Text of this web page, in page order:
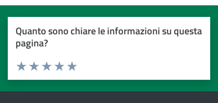
Quanto sono chiare le informazioni su questa
pagina?
Valuta da 1 a 5 stelle
Valuta 5 stelle su 5
Valuta 4 stelle su 5
Valuta 3 stelle su 5
Valuta 2 stelle su 5
Valuta 1 stelle su 5